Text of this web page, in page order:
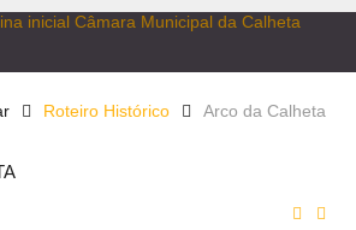
Roteiro Histórico Arco da Calheta